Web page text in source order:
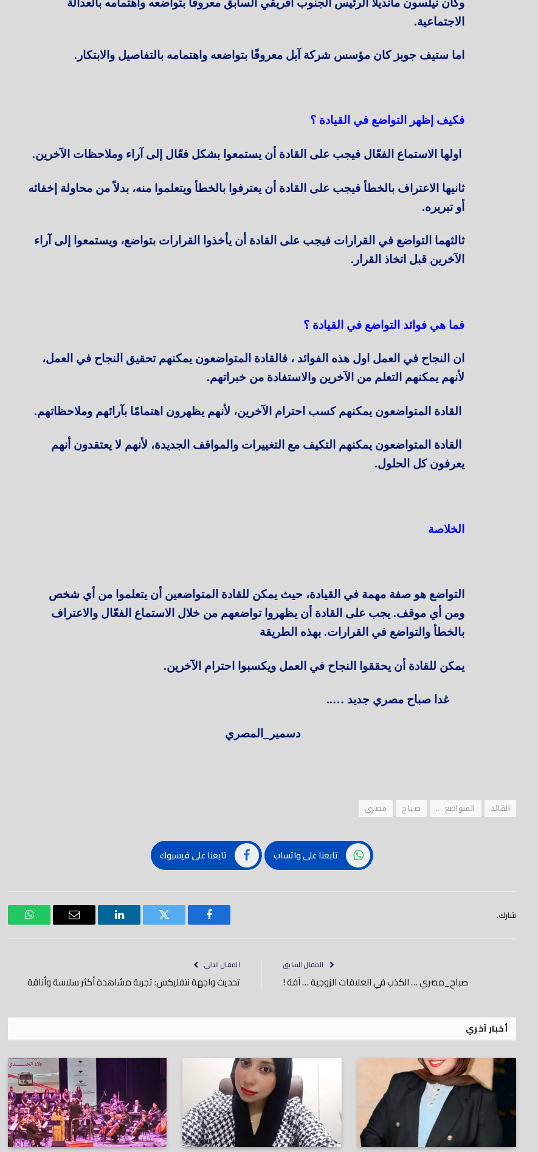
الاجتماعية.
اما ستيف جوبز كان مؤسس شركة آبل معروفًا بتواضعه واهتمامه بالتفاصيل والابتكار.
فكيف إظهر التواضع في القيادة ؟
اولها الاستماع الفعّال فيجب على القادة أن يستمعوا بشكل فعّال إلى آراء وملاحظات الآخرين.
ثانيها الاعتراف بالخطأ فيجب على القادة أن يعترفوا بالخطأ ويتعلموا منه، بدلاً من محاولة إخفائه
أو تبريره.
ثالثهما التواضع في القرارات فيجب على القادة أن يأخذوا القرارات بتواضع، ويستمعوا إلى آراء
الآخرين قبل اتخاذ القرار.
فما هي فوائد التواضع في القيادة ؟
ان النجاح في العمل اول هذه الفوائد ، فالقادة المتواضعون يمكنهم تحقيق النجاح في العمل،
لأنهم يمكنهم التعلم من الآخرين والاستفادة من خبراتهم.
القادة المتواضعون يمكنهم كسب احترام الآخرين، لأنهم يظهرون اهتمامًا بآرائهم وملاحظاتهم.
القادة المتواضعون يمكنهم التكيف مع التغييرات والمواقف الجديدة، لأنهم لا يعتقدون أنهم
يعرفون كل الحلول.
الخلاصة
التواضع هو صفة مهمة في القيادة، حيث يمكن للقادة المتواضعين أن يتعلموا من أي شخص
ومن أي موقف. يجب على القادة أن يظهروا تواضعهم من خلال الاستماع الفعّال والاعتراف
بالخطأ والتواضع في القرارات. بهذه الطريقة
يمكن للقادة أن يحققوا النجاح في العمل ويكسبوا احترام الآخرين.
غدا صباح مصري جديد …..
دسمير_المصري
القائد المتواضع ... صباح مصري
تابعنا على واتساب تابعنا على فيسبوك
شارك.
فيسبوك تويتر لينكدود
بريد
واتساب
المقال السابق
صباح_مصري … الكذب في العلاقات الزوجية … آفة !
المقال التالي
تحديث واجهة نتفليكس: تجربة مشاهدة أكثر سلاسة وأناقة
أخبار آخري